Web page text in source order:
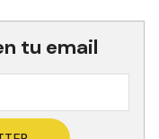
tu email